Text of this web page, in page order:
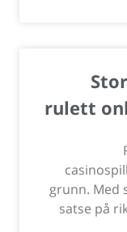
rulett
grunn. Med
satse på